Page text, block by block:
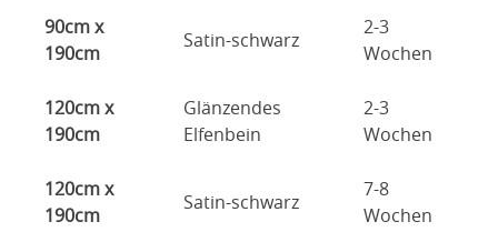
90cm x
190cm
Satin-schwarz
2-3
Wochen
120cm x
190cm
Glänzendes
Elfenbein
2-3
Wochen
120cm x
190cm
Satin-schwarz
7-8
Wochen